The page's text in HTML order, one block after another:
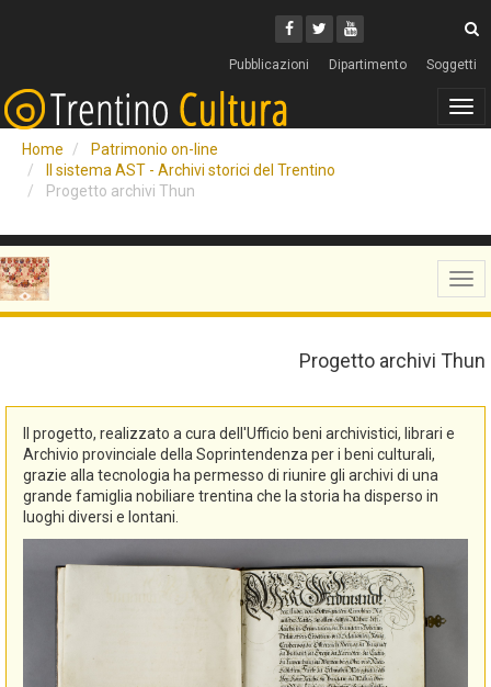
Facebook
Twitter
Youtube
Pubblicazioni Dipartimento Soggetti
Home
Patrimonio on-line
Il sistema AST - Archivi storici del Trentino
Progetto archivi Thun
Progetto archivi Thun
Il progetto, realizzato a cura dell'Ufficio beni archivistici, librari e
Archivio provinciale della Soprintendenza per i beni culturali,
grazie alla tecnologia ha permesso di riunire gli archivi di una
grande famiglia nobiliare trentina che la storia ha disperso in
luoghi diversi e lontani.